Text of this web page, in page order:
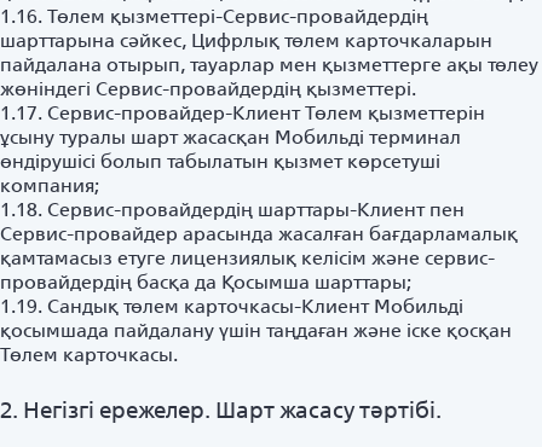
1.16. Төлем қызметтері-Сервис-провайдердің
шарттарына сәйкес, Цифрлық төлем карточкаларын
пайдалана отырып, тауарлар мен қызметтерге ақы төлеу
жөніндегі Сервис-провайдердің қызметтері.
1.17. Сервис-провайдер-Клиент Төлем қызметтерін
ұсыну туралы шарт жасасқан Мобильді терминал
өндірушісі болып табылатын қызмет көрсетуші
компания;
1.18. Сервис-провайдердің шарттары-Клиент пен
Сервис-провайдер арасында жасалған бағдарламалық
қамтамасыз етуге лицензиялық келісім және сервис-
провайдердің басқа да Қосымша шарттары;
1.19. Сандық төлем карточкасы-Клиент Мобильді
қосымшада пайдалану үшін таңдаған және іске қосқан
Төлем карточкасы.
2. Негізгі ережелер. Шарт жасасу тәртібі.